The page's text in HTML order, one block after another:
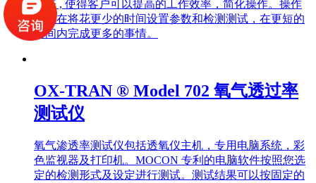
出来 , 使得客户可以提高的工作效率，简化操作。操作
员现在将花更少的时间设置参数和检测测试，在更短的
时间内完成更多的事情。
OX-TRAN ® Model 702 氧气透过率
测试仪
氧气渗透率测试仪包括透氧仪主机，专用电脑系统，彩
色监视器及打印机。MOCON 专利的电脑软件按照您选
定的检测形式及设定进行测试。测试结果可以按固定的